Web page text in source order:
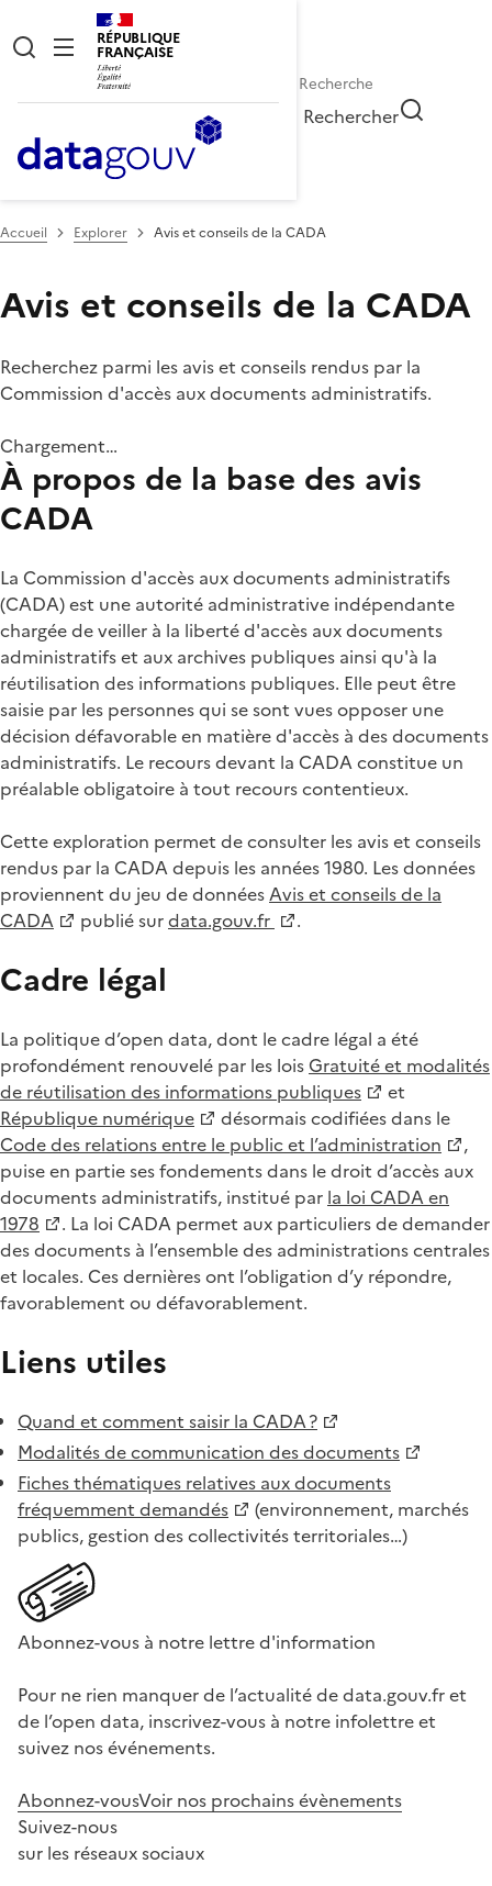
RÉPUBLIQUE
FRANÇAISE
Rechercher
Accueil Explorer Avis et conseils de la CADA
Avis et conseils de la CADA
Recherchez parmi les avis et conseils rendus par la
Commission d'accès aux documents administratifs.
Chargement…
À propos de la base des avis
CADA
La Commission d'accès aux documents administratifs
(CADA) est une autorité administrative indépendante
chargée de veiller à la liberté d'accès aux documents
administratifs et aux archives publiques ainsi qu'à la
réutilisation des informations publiques. Elle peut être
saisie par les personnes qui se sont vues opposer une
décision défavorable en matière d'accès à des documents
administratifs. Le recours devant la CADA constitue un
préalable obligatoire à tout recours contentieux.
Cette exploration permet de consulter les avis et conseils
rendus par la CADA depuis les années 1980. Les données
proviennent du jeu de donnéesAvis et conseils de la
CADA
publié surdata.gouv.fr .
Cadre légal
La politique d’open data, dont le cadre légal a été
profondément renouvelé par les loisGratuité et modalités
de réutilisation des informations publiques
et
République numérique
désormais codifiées dans le
Code des relations entre le public et l’administration
,
puise en partie ses fondements dans le droit d’accès aux
documents administratifs, institué par la loi CADA en
1978
. La loi CADA permet aux particuliers de demander
des documents à l’ensemble des administrations centrales
et locales. Ces dernières ont l’obligation d’y répondre,
favorablement ou défavorablement.
Liens utiles
Quand et comment saisir la CADA ?
Modalités de communication des documents
Fiches thématiques relatives aux documents
fréquemment demandés
(environnement, marchés
publics, gestion des collectivités territoriales…)
Abonnez-vous à notre lettre d'information
Pour ne rien manquer de l’actualité de data.gouv.fr et
de l’open data, inscrivez-vous à notre infolettre et
suivez nos événements.
Abonnez-vousVoir nos prochains évènements
Suivez-nous
sur les réseaux sociaux